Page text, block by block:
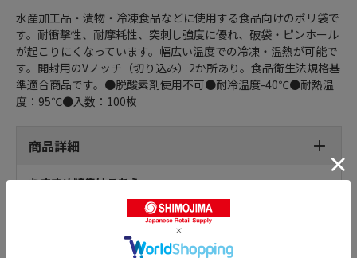
水産加工品・漬物・冷凍食品などに使用する食品向けのポリ袋で
す。耐衝撃性、耐摩耗性、突刺し強度に優れ、破袋・ピンホール
が起こりにくなっています。幅広い温度での冷凍・温熱が可能で
す。開封用のVノッチ（切り込み）2か所あり。食品衛生法規格基
準適合商品です。●脱酸素剤使用不可●耐冷温度-40℃●耐熱温
度：95℃●入数：100枚
商品詳細
おすすめ特集はこちら